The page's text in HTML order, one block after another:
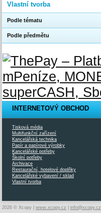
Vlastní tvorba
Podle tématu
Podle předmětu
INTERNETOVÝ OBCHOD
Tisková média
Multifunkční zařízení
Kancelářská technika
Papír a papírové výrobky
Kancelářské potřeby
Školní potřeby
Archivace
Restaurační, hotelové doplňky
Kancelářské vybavení / sklad
Vlastní tvorba
2026 © Xcopy | www.xcopy.cz info@xcopy.cz